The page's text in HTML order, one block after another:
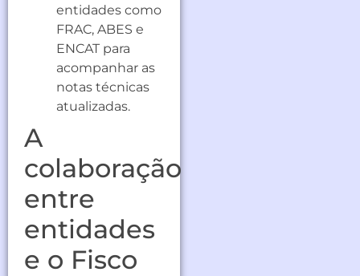
entidades como
FRAC, ABES e
ENCAT para
acompanhar as
notas técnicas
atualizadas.
A
colaboração
entre
entidades
e o Fisco